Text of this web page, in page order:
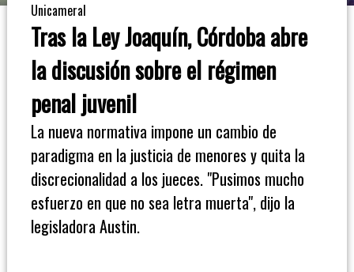
Café
Columna
Opinión
Radioinforme
Fútbol
Unicameral
Tras la Ley Joaquín, Córdoba abre
la discusión sobre el régimen
penal juvenil
La nueva normativa impone un cambio de
paradigma en la justicia de menores y quita la
discrecionalidad a los jueces. "Pusimos mucho
esfuerzo en que no sea letra muerta", dijo la
legisladora Austin.